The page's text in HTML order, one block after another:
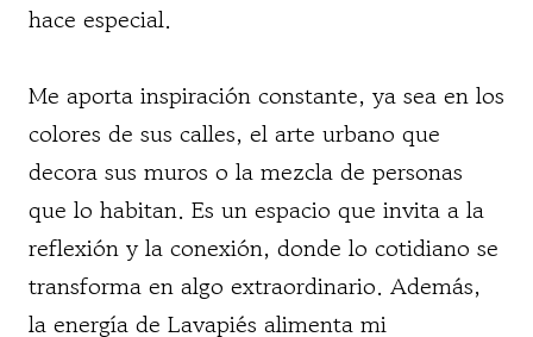
hace especial.
Me aporta inspiración constante, ya sea en los
colores de sus calles, el arte urbano que
decora sus muros o la mezcla de personas
que lo habitan. Es un espacio que invita a la
reflexión y la conexión, donde lo cotidiano se
transforma en algo extraordinario. Además,
la energía de Lavapiés alimenta mi